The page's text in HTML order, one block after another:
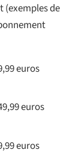
de
euros
euros
euros